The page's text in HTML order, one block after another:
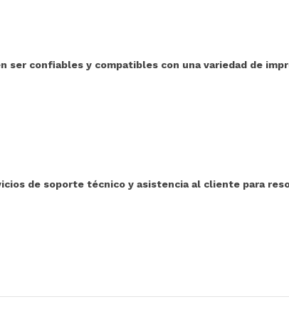
ser confiables y compatibles con una variedad de
de soporte técnico y asistencia al cliente para